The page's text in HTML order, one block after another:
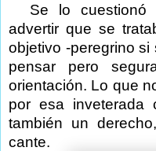
Se lo cuestionó
advertir que se
objetivo -peregrino
pensar pero
orientación. Lo que
por esa inveterada
también un
cante.